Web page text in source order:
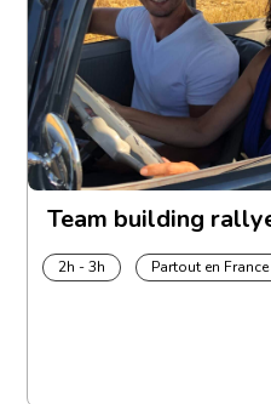
Team building
2h - 3h Partout en France